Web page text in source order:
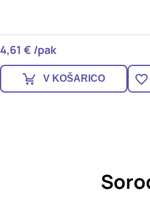
4,72 € /pak
V KOŠARICO